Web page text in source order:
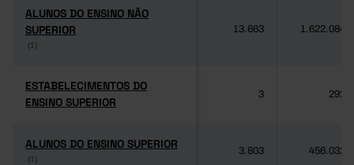
ALUNOS DO ENSINO NÃO
SUPERIOR
(1)
ALUNOS DO ENSINO NÃO
SUPERIOR
(1)
13.663 1.622.084
ESTABELECIMENTOS DO
ENSINO SUPERIOR
ESTABELECIMENTOS DO
ENSINO SUPERIOR
3 292
ALUNOS DO ENSINO SUPERIOR
(1)
ALUNOS DO ENSINO SUPERIOR
(1)
3.803 456.032